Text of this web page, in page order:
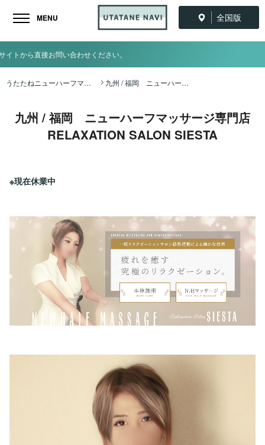
全国版
MENU
うたたねニューハーフマッサージ全国ナビ TOP 九州 / 福岡 ニューハーフマッサージ専門店 RELAXATION SALON SIESTA
九州 / 福岡 ニューハーフマッサージ専門店
RELAXATION SALON SIESTA
※現在休業中